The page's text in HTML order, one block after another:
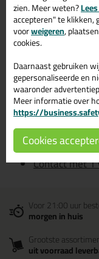
Siliconenkit
Acrylaatkit
Beglazingskit
Montagekit
Overige
Purschuim
Banden en
Contact met
Voor 21:00 uur
morgen in huis
Grootste
uit voorraad
zien. Meer weten?
accepteren" te klikken,
voorweigeren,
cookies.
Daarnaast gebruiken
gepersonaliseerde en
waaronder
Meer informatie over
https://
Cookies